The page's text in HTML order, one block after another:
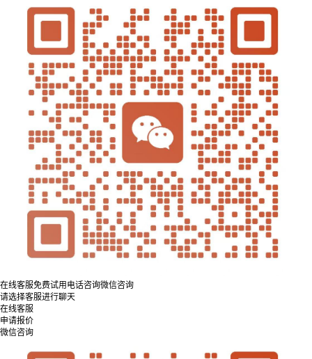
在线客服免费试用 电话咨询微信咨询
请选择客服进行聊天
在线客服
申请报价
微信咨询